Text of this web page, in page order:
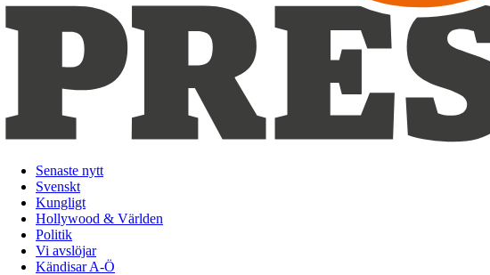
Senaste nytt
Svenskt
Kungligt
Hollywood & Världen
Politik
Vi avslöjar
Kändisar A-Ö